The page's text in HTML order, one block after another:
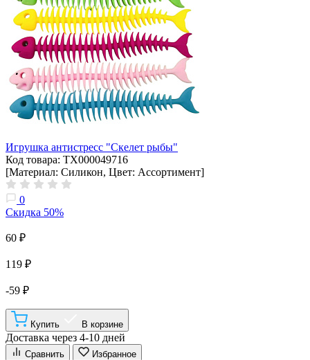
Игрушка антистресс "Скелет рыбы"
Код товара: ТХ000049716
[Материал: Силикон, Цвет: Ассортимент]
0
Скидка 50%
60 ₽
119 ₽
-59 ₽
Купить В корзине
Доставка через 4-10 дней
Сравнить Избранное